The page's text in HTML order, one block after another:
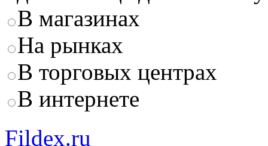
В магазинах
На рынках
В торговых центрах
В интернете
Fildex.ru